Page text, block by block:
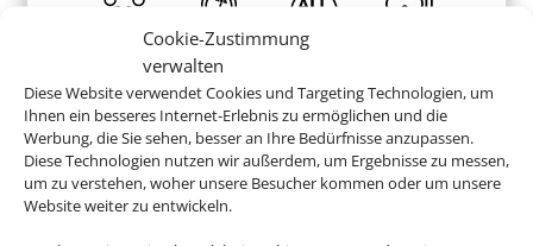
Cookie-Zustimmung
verwalten
Diese Website verwendet Cookies und Targeting Technologien, um
Ihnen ein besseres Internet-Erlebnis zu ermöglichen und die
Werbung, die Sie sehen, besser an Ihre Bedürfnisse anzupassen.
Diese Technologien nutzen wir außerdem, um Ergebnisse zu messen,
um zu verstehen, woher unsere Besucher kommen oder um unsere
Website weiter zu entwickeln.